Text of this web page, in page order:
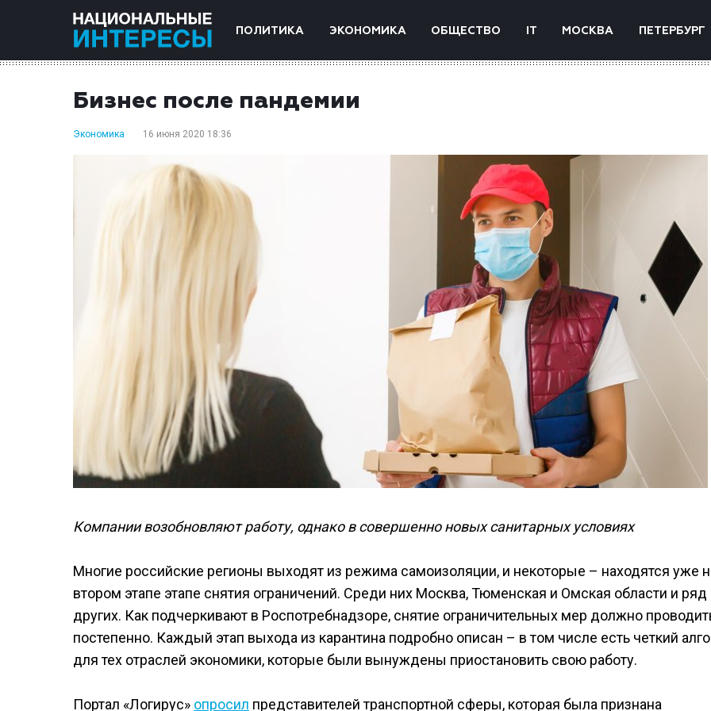
ПОЛИТИКА ЭКОНОМИКА ОБЩЕСТВО IT МОСКВА ПЕТЕРБУРГ
Бизнес после пандемии
Экономика 16 июня 2020 18:36
Компании возобновляют работу, однако в совершенно новых санитарных условиях
Многие российские регионы выходят из режима самоизоляции, и некоторые – находятся уже
втором этапе этапе снятия ограничений. Среди них Москва, Тюменская и Омская области и ряд
других. Как подчеркивают в Роспотребнадзоре, снятие ограничительных мер должно
постепенно. Каждый этап выхода из карантина подробно описан – в том числе есть четкий
для тех отраслей экономики, которые были вынуждены приостановить свою работу.
Портал «Логирус» опросил представителей транспортной сферы, которая была признана